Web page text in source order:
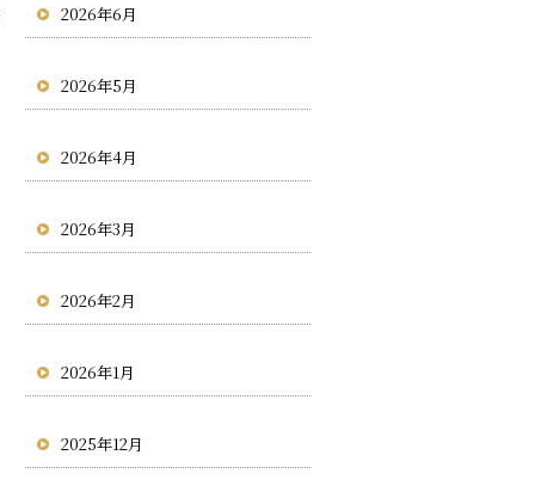
2026年6月
2026年5月
2026年4月
2026年3月
2026年2月
2026年1月
2025年12月